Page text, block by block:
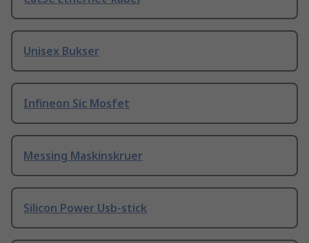
Unisex Bukser
Infineon Sic Mosfet
Messing Maskinskruer
Silicon Power Usb-stick